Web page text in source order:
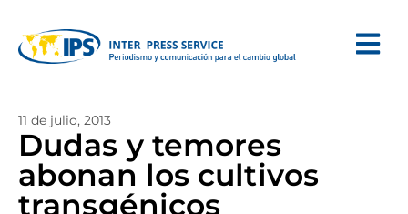
11 de julio, 2013
Dudas y temores
abonan los cultivos
transgénicos